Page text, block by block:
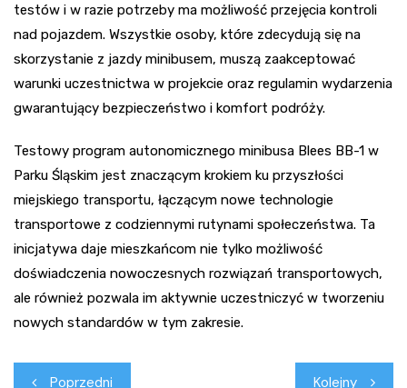
testów i w razie potrzeby ma możliwość przejęcia kontroli
nad pojazdem. Wszystkie osoby, które zdecydują się na
skorzystanie z jazdy minibusem, muszą zaakceptować
warunki uczestnictwa w projekcie oraz regulamin wydarzenia
gwarantujący bezpieczeństwo i komfort podróży.
Testowy program autonomicznego minibusa Blees BB-1 w
Parku Śląskim jest znaczącym krokiem ku przyszłości
miejskiego transportu, łączącym nowe technologie
transportowe z codziennymi rutynami społeczeństwa. Ta
inicjatywa daje mieszkańcom nie tylko możliwość
doświadczenia nowoczesnych rozwiązań transportowych,
ale również pozwala im aktywnie uczestniczyć w tworzeniu
nowych standardów w tym zakresie.
Nawigacja
Poprzedni Kolejny